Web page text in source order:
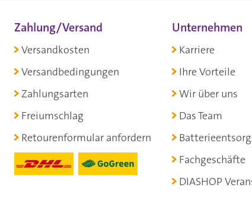
Zahlung/Versand
Versandkosten
Versandbedingungen
Zahlungsarten
Freiumschlag
Retourenformular anfordern
Unternehmen
Karriere
Ihre Vorteile
Wir über uns
Das Team
Fachgeschäfte
DIASHOP